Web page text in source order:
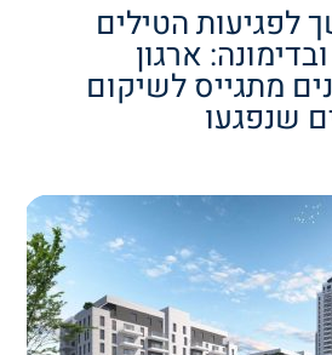
לפגיעות הטילים
ארגון
מתגייס לשיקום
שנפגעו